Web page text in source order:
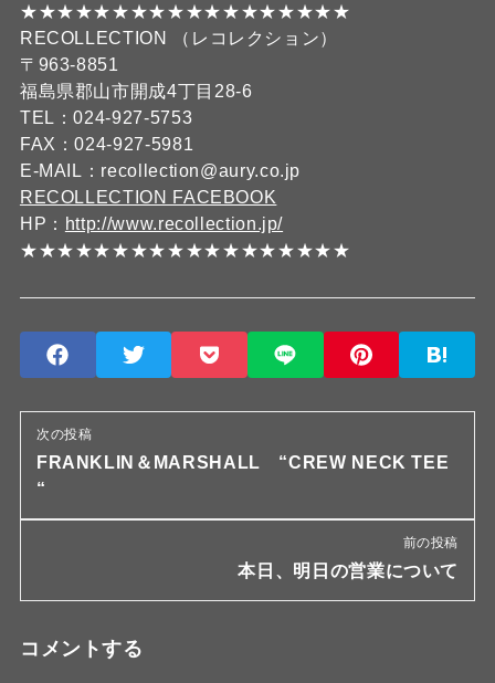
★★★★★★★★★★★★★★★★★★
RECOLLECTION （レコレクション）
〒963-8851
福島県郡山市開成4丁目28-6
TEL：024-927-5753
FAX：024-927-5981
E-MAIL：recollection@aury.co.jp
RECOLLECTION FACEBOOK
HP： http://www.recollection.jp/
★★★★★★★★★★★★★★★★★★
次の投稿
FRANKLIN＆MARSHALL “CREW NECK TEE
“
前の投稿
本日、明日の営業について
コメントする